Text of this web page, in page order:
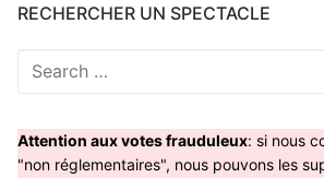
RECHERCHER UN SPECTACLE
Rechercher
Attention aux votes frauduleux: si nous
"non réglementaires", nous pouvons les